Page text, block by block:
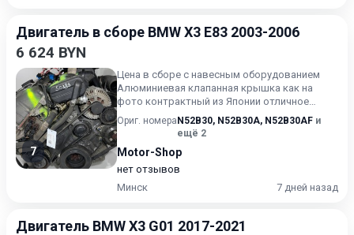
Двигатель в сборе BMW X3 E83 2003-2006
6 624 BYN
7
Цена в сборе с навесным оборудованием
Алюминиевая клапанная крышка как на
фото контрактный из Японии отличное
состояние тест видео эндоскопа...
Ориг. номера N52B30, N52B30A, N52B30AF и
ещё 2
Motor-Shop
нет отзывов
Минск
7 дней назад
Двигатель BMW X3 G01 2017-2021